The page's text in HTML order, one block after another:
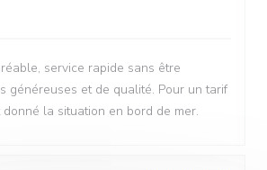
service rapide sans être
généreuses et de qualité. Pour un tarif
la situation en bord de mer.